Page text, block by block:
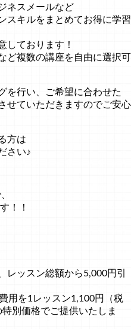
ネスメールなど
スキルをまとめてお得に学習
しております！
ど複数の講座を自由に選択可
を行い、ご希望に合わせた
せていただきますのでご安心
方は
さい♪
！！
レッスン総額から5,000円引
用を1レッスン1,100円（税
別価格でご提供いたしま